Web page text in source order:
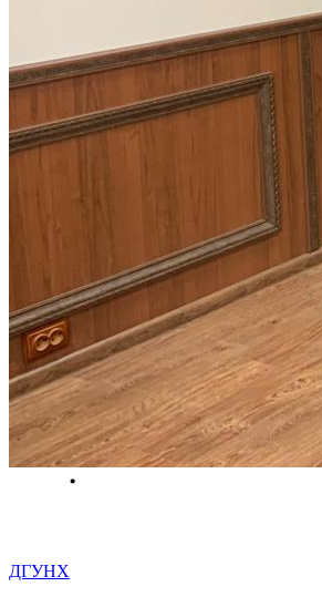
ДГУНХ